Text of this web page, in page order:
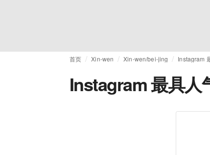
首页 Xin-wen Xin-wen/bei-jing Instagram
Instagram 最具人